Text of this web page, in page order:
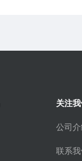
关注
公司
联系